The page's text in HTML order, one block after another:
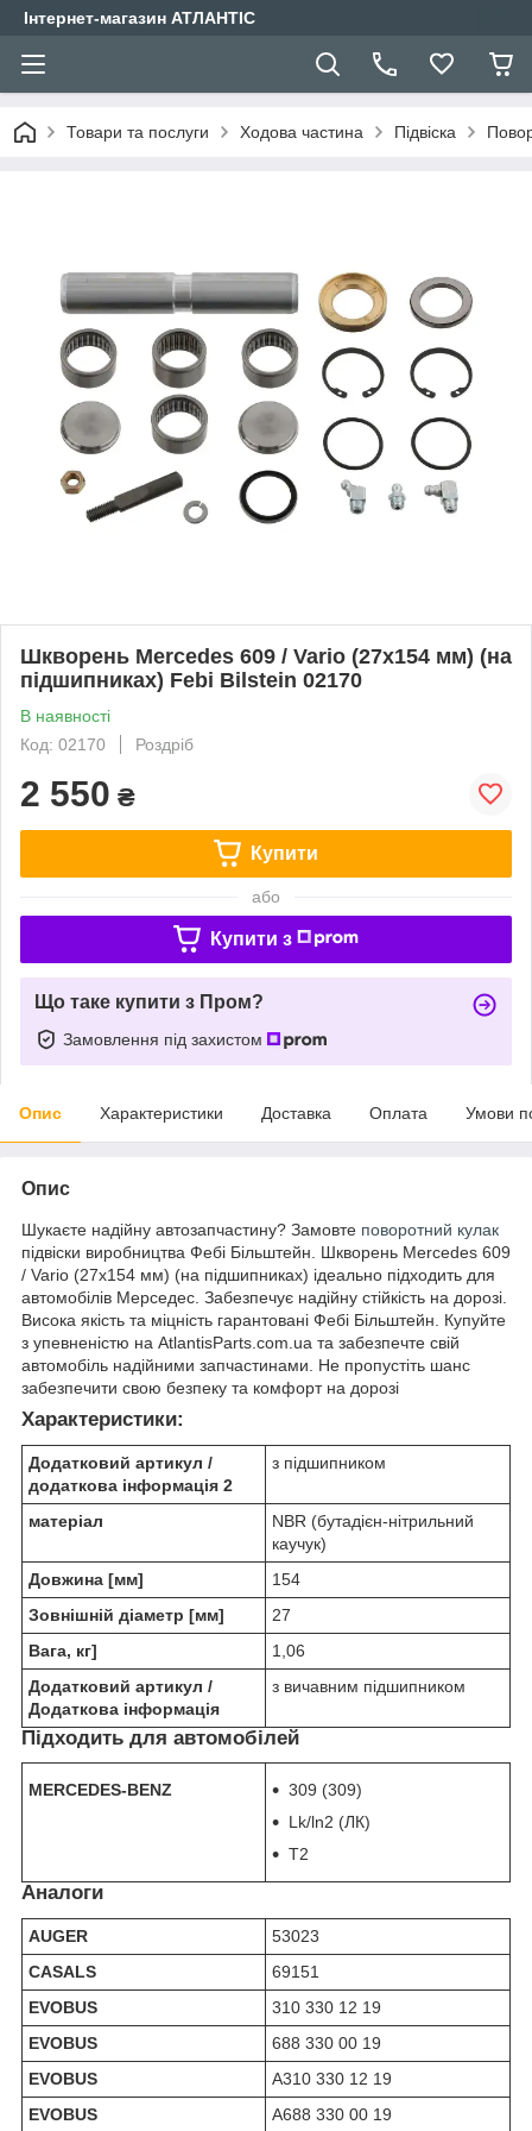
Інтернет-магазин АТЛАНТІС
Товари та послуги Ходова частина Підвіска
Шкворень Mercedes 609 / Vario (27x154 мм) (на
підшипниках) Febi Bilstein 02170
В наявності
Код: 02170
Роздріб
2 550 ₴
Купити
або
Купити з
Що таке купити з Пром?
Замовлення під захистом
Опис Характеристики Доставка Оплата Умови
Опис
Шукаєте надійну автозапчастину? Замовте поворотний кулак
підвіски виробництва Фебі Більштейн. Шкворень Mercedes 609
/ Vario (27x154 мм) (на підшипниках) ідеально підходить для
автомобілів Мерседес. Забезпечує надійну стійкість на дорозі.
Висока якість та міцність гарантовані Фебі Більштейн. Купуйте
з упевненістю на AtlantisParts.com.ua та забезпечте свій
автомобіль надійними запчастинами. Не пропустіть шанс
забезпечити свою безпеку та комфорт на дорозі
Характеристики:
Додатковий артикул /
додаткова інформація 2
з підшипником
матеріал
NBR (бутадієн-нітрильний
каучук)
Довжина [мм]
154
Зовнішній діаметр [мм]
27
Вага, кг]
1,06
Додатковий артикул /
Додаткова інформація
з вичавним підшипником
Підходить для автомобілей
MERCEDES-BENZ
309 (309)
Lk/ln2 (ЛК)
T2
Аналоги
AUGER
53023
CASALS
69151
EVOBUS
310 330 12 19
EVOBUS
688 330 00 19
EVOBUS
A310 330 12 19
EVOBUS
A688 330 00 19